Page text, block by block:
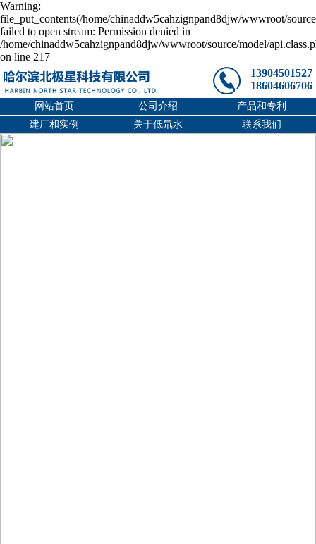
Warning:
file_put_contents(/home/chinaddw5cahzignpand8djw/wwwroot/
failed to open stream: Permission denied in
/home/chinaddw5cahzignpand8djw/wwwroot/source/model/
on line 217
13904501527
18604606706
网站首页 公司介绍
产品和专利
建厂和实例
关于低氘水 联系我们